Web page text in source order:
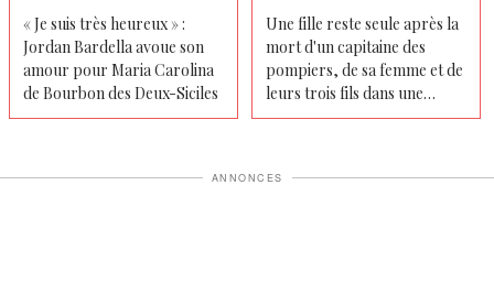
« Je suis très heureux » :
Jordan Bardella avoue son
amour pour Maria Carolina
de Bourbon des Deux-Siciles
Une fille reste seule après la
mort d'un capitaine des
pompiers, de sa femme et de
leurs trois fils dans une
tragédie familiale déchirante
ANNONCES